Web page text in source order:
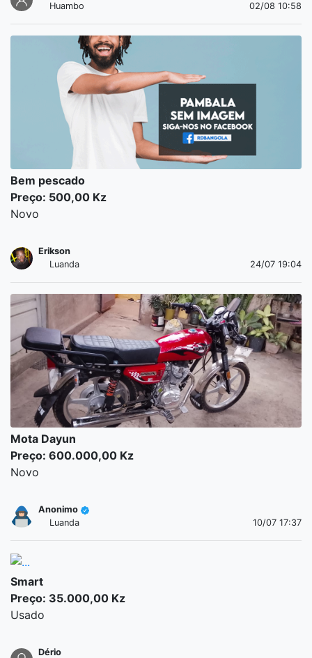
Huambo
02/08 10:58
Bem pescado
Preço: 500,00 Kz
Novo
Erikson
Luanda
24/07 19:04
Mota Dayun
Preço: 600.000,00 Kz
Novo
Anonimo
Luanda
10/07 17:37
Smart
Preço: 35.000,00 Kz
Usado
Dério